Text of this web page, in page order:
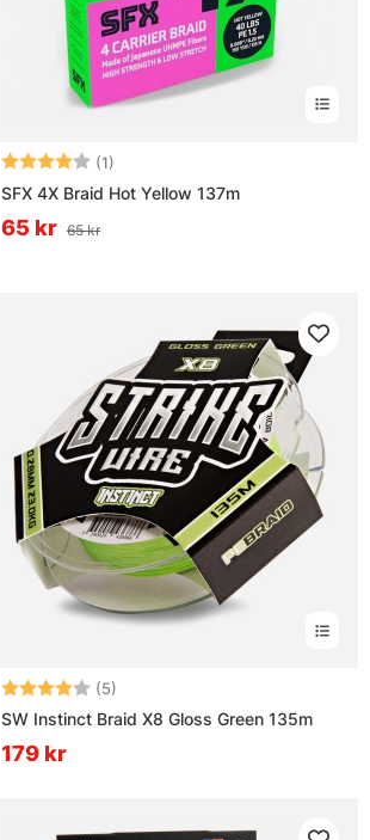
Betyg: (1)
SFX 4X Braid Hot Yellow 137m
65 kr 65 kr
Betyg: (5)
SW Instinct Braid X8 Gloss Green 135m
179 kr